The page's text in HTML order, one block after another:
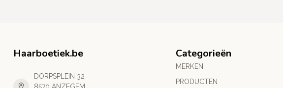
Haarboetiek.be
DORPSPLEIN 32
8570 ANZEGEM
Categorieën
MERKEN
PRODUCTEN